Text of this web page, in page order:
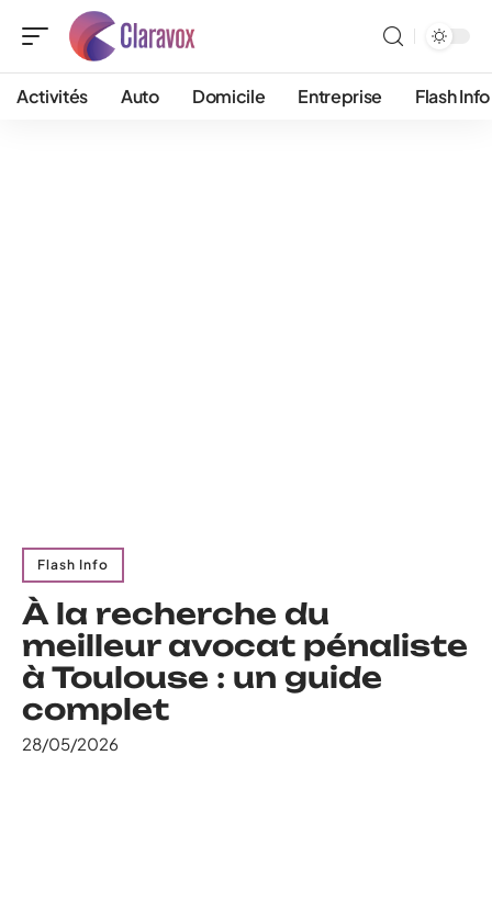
Activités Auto Domicile Entreprise Flash Info
Flash Info
À la recherche du
meilleur avocat pénaliste
à Toulouse : un guide
complet
28/05/2026